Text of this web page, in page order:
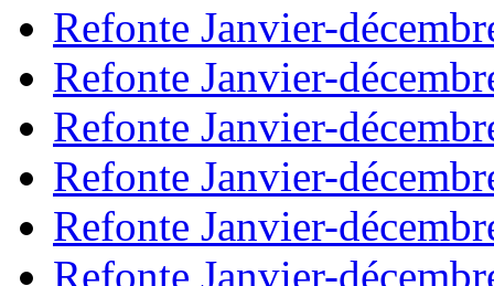
Refonte Janvier-
Refonte Janvier-
Refonte Janvier-
Refonte Janvier-
Refonte Janvier-
Refonte Janvier-